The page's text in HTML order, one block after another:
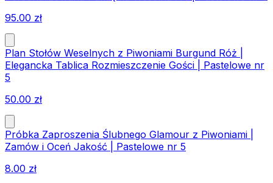
95.00 zł
Plan Stołów Weselnych z Piwoniami Burgund Róż |
Elegancka Tablica Rozmieszczenie Gości | Pastelowe nr
5
50.00 zł
Próbka Zaproszenia Ślubnego Glamour z Piwoniami |
Zamów i Oceń Jakość | Pastelowe nr 5
8.00 zł